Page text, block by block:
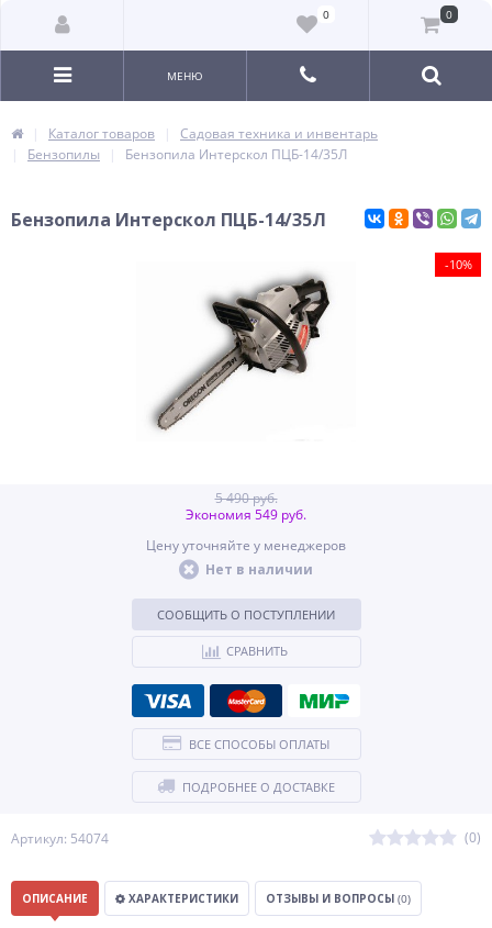
0 0
МЕНЮ
Каталог товаров
Садовая техника и инвентарь
Бензопилы
Бензопила Интерскол ПЦБ-14/35Л
Бензопила Интерскол ПЦБ-14/35Л
-10%
Артикул: 54074 (0)
5 490 руб.
Экономия 549 руб.
Цену уточняйте у менеджеров
Нет в наличии
СООБЩИТЬ О ПОСТУПЛЕНИИ
СРАВНИТЬ
ВСЕ СПОСОБЫ ОПЛАТЫ
ПОДРОБНЕЕ О ДОСТАВКЕ
ОПИСАНИЕ ХАРАКТЕРИСТИКИ ОТЗЫВЫ И ВОПРОСЫ (0)